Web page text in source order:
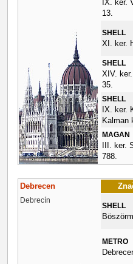
IX. ker.
13.
SHELL
XI. ker.
SHELL
XIV.
35.
SHELL
IX. ker.
Kalman
MAGAN
III. ker.
788.
Debrecen
Debrecín
SHELL
METRO